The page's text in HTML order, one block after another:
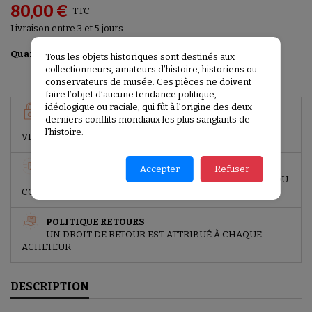
80,00 € TTC
Livraison entre 3 et 5 jours
Quantité  Ajouter au panier
GARANTIES SÉCURITÉ
PAIEMENT SÉCURISÉ (PAYPAL, CARTE BANCAIRE,
VIREMENT BANCAIRE)
POLITIQUE DE LIVRAISON
LIVRAISON SOUS 2 JOURS (À PARTIR DE LA REMISE DU
COLIS)
POLITIQUE RETOURS
UN DROIT DE RETOUR EST ATTRIBUÉ À CHAQUE
ACHETEUR
DESCRIPTION
Tous les objets historiques sont destinés aux
collectionneurs, amateurs d’histoire, historiens ou
conservateurs de musée. Ces pièces ne doivent
faire l’objet d’aucune tendance politique,
idéologique ou raciale, qui fût à l’origine des deux
derniers conflits mondiaux les plus sanglants de
l’histoire.
Accepter Refuser